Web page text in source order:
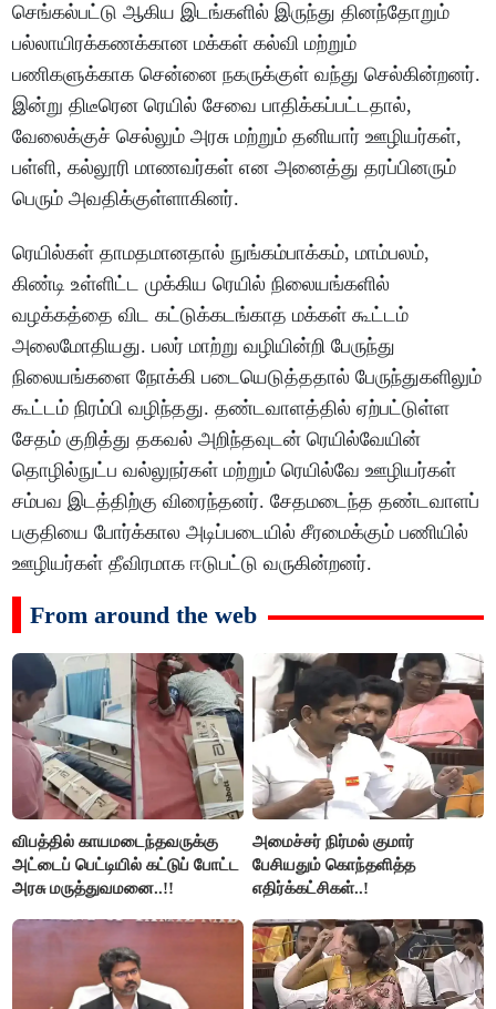
செங்கல்பட்டு ஆகிய இடங்களில் இருந்து தினந்தோறும்
பல்லாயிரக்கணக்கான மக்கள் கல்வி மற்றும்
பணிகளுக்காக சென்னை நகருக்குள் வந்து செல்கின்றனர்.
இன்று திடீரென ரெயில் சேவை பாதிக்கப்பட்டதால்,
வேலைக்குச் செல்லும் அரசு மற்றும் தனியார் ஊழியர்கள்,
பள்ளி, கல்லூரி மாணவர்கள் என அனைத்து தரப்பினரும்
பெரும் அவதிக்குள்ளாகினர்.
ரெயில்கள் தாமதமானதால் நுங்கம்பாக்கம், மாம்பலம்,
கிண்டி உள்ளிட்ட முக்கிய ரெயில் நிலையங்களில்
வழக்கத்தை விட கட்டுக்கடங்காத மக்கள் கூட்டம்
அலைமோதியது. பலர் மாற்று வழியின்றி பேருந்து
நிலையங்களை நோக்கி படையெடுத்ததால் பேருந்துகளிலும்
கூட்டம் நிரம்பி வழிந்தது. தண்டவாளத்தில் ஏற்பட்டுள்ள
சேதம் குறித்து தகவல் அறிந்தவுடன் ரெயில்வேயின்
தொழில்நுட்ப வல்லுநர்கள் மற்றும் ரெயில்வே ஊழியர்கள்
சம்பவ இடத்திற்கு விரைந்தனர். சேதமடைந்த தண்டவாளப்
பகுதியை போர்க்கால அடிப்படையில் சீரமைக்கும் பணியில்
ஊழியர்கள் தீவிரமாக ஈடுபட்டு வருகின்றனர்.
From around the web
விபத்தில் காயமடைந்தவருக்கு
அட்டைப் பெட்டியில் கட்டுப் போட்ட
அரசு மருத்துவமனை..!!
அமைச்சர் நிர்மல் குமார்
பேசியதும் கொந்தளித்த
எதிர்க்கட்சிகள்..!